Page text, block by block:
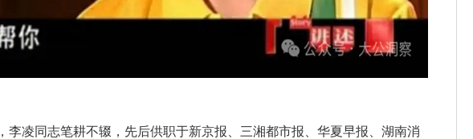
李凌同志笔耕不辍，先后供职于新京报、三湘都市报、华夏早报、湖南消